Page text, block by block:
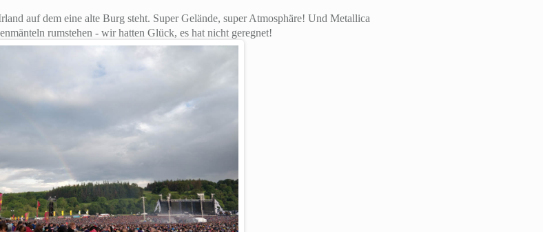
auf dem eine alte Burg steht. Super Gelände, super Atmosphäre! Und Metallica
rumstehen - wir hatten Glück, es hat nicht geregnet!